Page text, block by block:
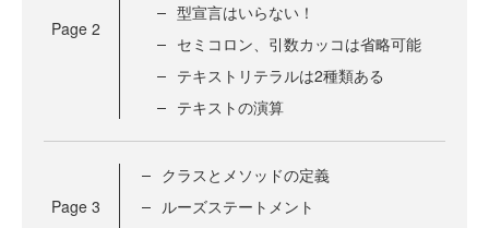
Page 2
型宣言はいらない！
セミコロン、引数カッコは省略可能
テキストリテラルは2種類ある
テキストの演算
Page 3
クラスとメソッドの定義
ルーズステートメント